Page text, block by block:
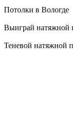
Потолки в Вологде
Выиграй
Теневой натяжной